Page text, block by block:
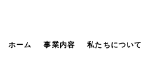
ホーム 事業内容 私たちについて